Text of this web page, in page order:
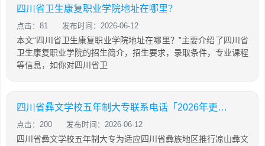
四川省卫生康复职业学院地址在哪里？
点击：81 发布时间：2026-06-12
本文“四川省卫生康复职业学院地址在哪里？”主要介绍了四川省
卫生康复职业学院的招生简介，招生要求，录取条件，专业课程
等信息，如你对四川省卫
四川省彝文学校五年制大专联系电话「2026年更新」
点击：200 发布时间：2026-06-12
四川省彝文学校五年制大专为适应四川省彝族地区推行凉山彝文